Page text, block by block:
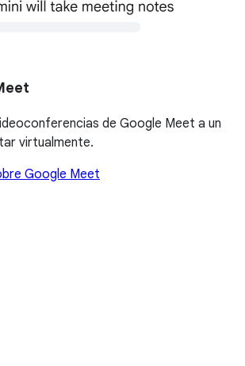
de Google Meet a un
virtualmente.
Google Meet